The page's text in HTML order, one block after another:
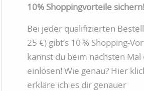
10% Shoppingvorteile sichern!
Bei jeder qualifizierten
25 €) gibt’s 10 % Shopping-
kannst du beim nächsten
einlösen! Wie genau? Hier
erkläre ich es dir genauer